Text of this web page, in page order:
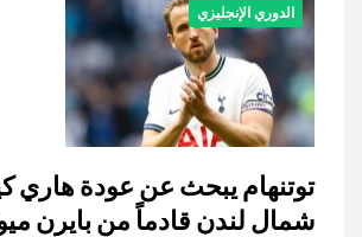
الدوري الإنجليزي
توتنهام يبحث عن عودة هاري
شمال لندن قادماً من بايرن